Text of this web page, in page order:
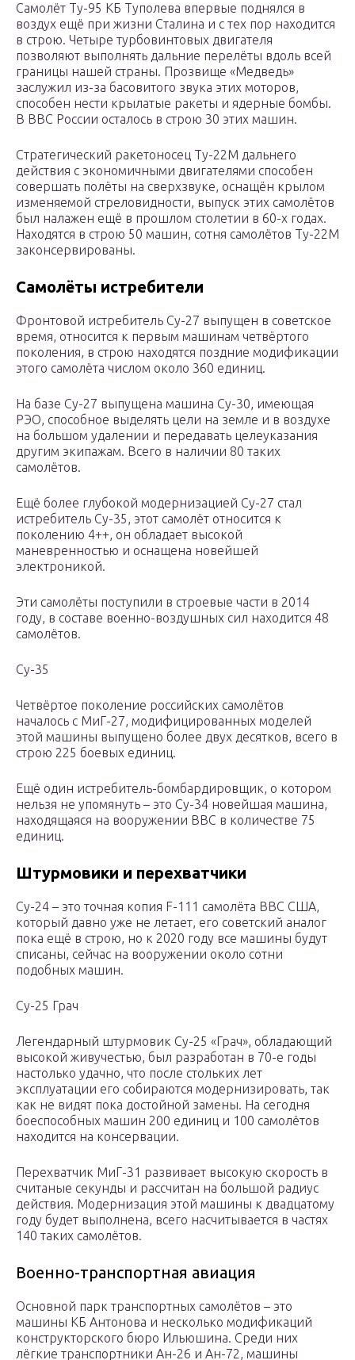
Самолёт Ту-95 КБ Туполева впервые поднялся в
воздух ещё при жизни Сталина и с тех пор находится
в строю. Четыре турбовинтовых двигателя
позволяют выполнять дальние перелёты вдоль всей
границы нашей страны. Прозвище «Медведь»
заслужил из-за басовитого звука этих моторов,
способен нести крылатые ракеты и ядерные бомбы.
В ВВС России осталось в строю 30 этих машин.
Стратегический ракетоносец Ту-22М дальнего
действия с экономичными двигателями способен
совершать полёты на сверхзвуке, оснащён крылом
изменяемой стреловидности, выпуск этих самолётов
был налажен ещё в прошлом столетии в 60-х годах.
Находятся в строю 50 машин, сотня самолётов Ту-22М
законсервированы.
Самолёты истребители
Фронтовой истребитель Су-27 выпущен в советское
время, относится к первым машинам четвёртого
поколения, в строю находятся поздние модификации
этого самолёта числом около 360 единиц.
На базе Су-27 выпущена машина Су-30, имеющая
РЭО, способное выделять цели на земле и в воздухе
на большом удалении и передавать целеуказания
другим экипажам. Всего в наличии 80 таких
самолётов.
Ещё более глубокой модернизацией Су-27 стал
истребитель Су-35, этот самолёт относится к
поколению 4++, он обладает высокой
маневренностью и оснащена новейшей
электроникой.
Эти самолёты поступили в строевые части в 2014
году, в составе военно-воздушных сил находится 48
самолётов.
Су-35
Четвёртое поколение российских самолётов
началось с МиГ-27, модифицированных моделей
этой машины выпущено более двух десятков, всего в
строю 225 боевых единиц.
Ещё один истребитель-бомбардировщик, о котором
нельзя не упомянуть – это Су-34 новейшая машина,
находящаяся на вооружении ВВС в количестве 75
единиц.
Штурмовики и перехватчики
Су-24 – это точная копия F-111 самолёта ВВС США,
который давно уже не летает, его советский аналог
пока ещё в строю, но к 2020 году все машины будут
списаны, сейчас на вооружении около сотни
подобных машин.
Су-25 Грач
Легендарный штурмовик Су-25 «Грач», обладающий
высокой живучестью, был разработан в 70-е годы
настолько удачно, что после стольких лет
эксплуатации его собираются модернизировать, так
как не видят пока достойной замены. На сегодня
боеспособных машин 200 единиц и 100 самолётов
находится на консервации.
Перехватчик МиГ-31 развивает высокую скорость в
считаные секунды и рассчитан на большой радиус
действия. Модернизация этой машины к двадцатому
году будет выполнена, всего насчитывается в частях
140 таких самолётов.
Военно-транспортная авиация
Основной парк транспортных самолётов – это
машины КБ Антонова и несколько модификаций
конструкторского бюро Ильюшина. Среди них
лёгкие транспортники Ан-26 и Ан-72, машины